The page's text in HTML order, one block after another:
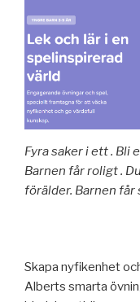
Fyra saker i ett . Bli
Barnen får roligt .
förälder. Barnen får
Skapa nyfikenhet
Alberts smarta